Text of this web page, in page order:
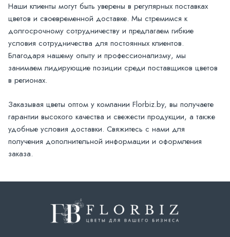
Наши клиенты могут быть уверены в регулярных поставках
цветов и своевременной доставке. Мы стремимся к
долгосрочному сотрудничеству и предлагаем гибкие
условия сотрудничества для постоянных клиентов.
Благодаря нашему опыту и профессионализму, мы
занимаем лидирующие позиции среди поставщиков цветов
в регионах.
Заказывая цветы оптом у компании Florbiz.by, вы получаете
гарантии высокого качества и свежести продукции, а также
удобные условия доставки. Свяжитесь с нами для
получения дополнительной информации и оформления
заказа.